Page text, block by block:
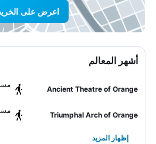
اعرض على
أشهر المعالم
Ancient Theatre of Orange
Triumphal Arch of Orange
إظهار المزيد